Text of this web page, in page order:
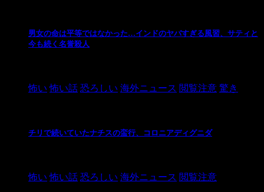
男女の命は平等ではなかった…インドのヤバすぎる風習、サティと
今も続く名誉殺人
怖い 怖い話 恐ろしい 海外ニュース 閲覧注意 驚き
チリで続いていたナチスの蛮行、コロニアディグニダ
怖い 怖い話 恐ろしい 海外ニュース 閲覧注意